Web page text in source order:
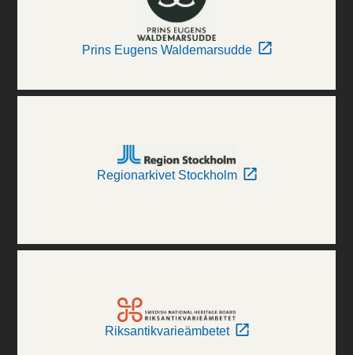
Prins Eugens Waldemarsudde
Regionarkivet Stockholm
Riksantikvarieämbetet